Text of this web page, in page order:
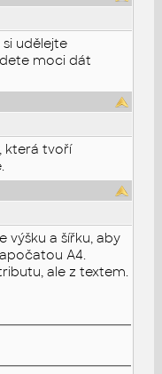
udělejte
moci dát
která tvoří
výšku a šířku, aby
A4.
ale z textem.